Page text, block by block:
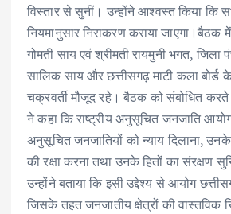
विस्तार से सुनीं। उन्होंने आश्वस्त किया कि
नियमानुसार निराकरण कराया जाएगा।बैठक
गोमती साय एवं श्रीमती रायमुनी भगत, जिला
सालिक साय और छत्तीसगढ़ माटी कला बोर्ड
चक्रवर्ती मौजूद रहे। बैठक को संबोधित
ने कहा कि राष्ट्रीय अनुसूचित जनजाति
अनुसूचित जनजातियों को न्याय दिलाना,
की रक्षा करना तथा उनके हितों का संरक्षण
उन्होंने बताया कि इसी उद्देश्य से आयोग
जिसके तहत जनजातीय क्षेत्रों की